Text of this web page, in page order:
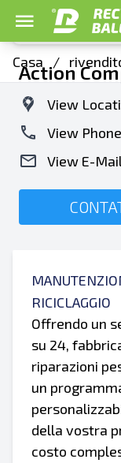
Casa /
Action
View
View
View E-
RICICLAGGIO
Offrendo un
su 24,
riparazioni
un
della vostra
costo